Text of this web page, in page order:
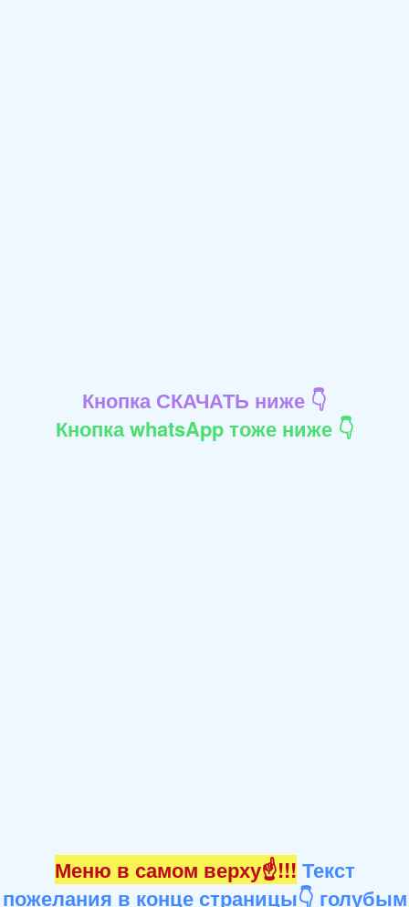
Кнопка СКАЧАТЬ ниже 👇
Кнопка whatsApp тоже ниже 👇
Меню в самом верху☝!!! Текст
пожелания в конце страницы👇 голубым